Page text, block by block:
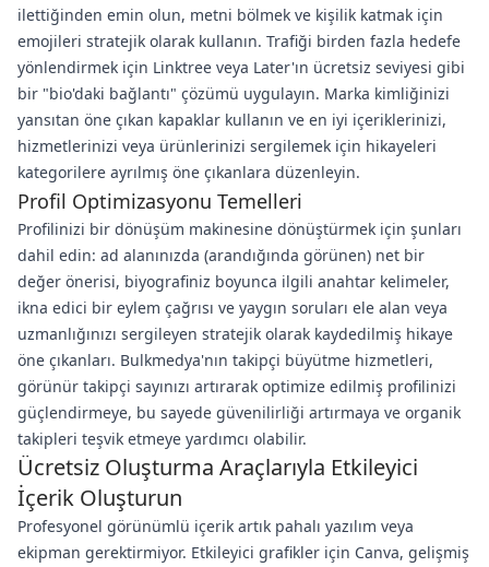
ilettiğinden emin olun, metni bölmek ve kişilik katmak için
emojileri stratejik olarak kullanın. Trafiği birden fazla hedefe
yönlendirmek için Linktree veya Later'ın ücretsiz seviyesi gibi
bir "bio'daki bağlantı" çözümü uygulayın. Marka kimliğinizi
yansıtan öne çıkan kapaklar kullanın ve en iyi içeriklerinizi,
hizmetlerinizi veya ürünlerinizi sergilemek için hikayeleri
kategorilere ayrılmış öne çıkanlara düzenleyin.
Profil Optimizasyonu Temelleri
Profilinizi bir dönüşüm makinesine dönüştürmek için şunları
dahil edin: ad alanınızda (arandığında görünen) net bir
değer önerisi, biyografiniz boyunca ilgili anahtar kelimeler,
ikna edici bir eylem çağrısı ve yaygın soruları ele alan veya
uzmanlığınızı sergileyen stratejik olarak kaydedilmiş hikaye
öne çıkanları. Bulkmedya'nın takipçi büyütme hizmetleri,
görünür takipçi sayınızı artırarak optimize edilmiş profilinizi
güçlendirmeye, bu sayede güvenilirliği artırmaya ve organik
takipleri teşvik etmeye yardımcı olabilir.
Ücretsiz Oluşturma Araçlarıyla Etkileyici
İçerik Oluşturun
Profesyonel görünümlü içerik artık pahalı yazılım veya
ekipman gerektirmiyor. Etkileyici grafikler için Canva, gelişmiş